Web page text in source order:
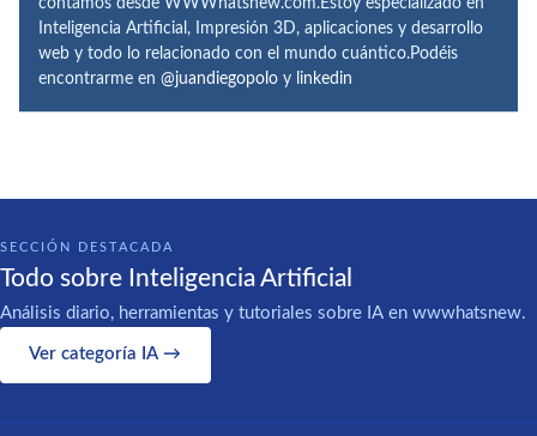
contamos desde WWWhatsnew.com.Estoy especializado en
Inteligencia Artificial, Impresión 3D, aplicaciones y desarrollo
web y todo lo relacionado con el mundo cuántico.Podéis
encontrarme en @juandiegopolo y linkedin
SECCIÓN DESTACADA
Todo sobre Inteligencia Artificial
Análisis diario, herramientas y tutoriales sobre IA en wwwhatsnew.
Ver categoría IA →